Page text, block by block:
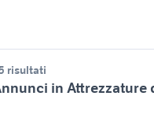
risultati
in Attrezzature